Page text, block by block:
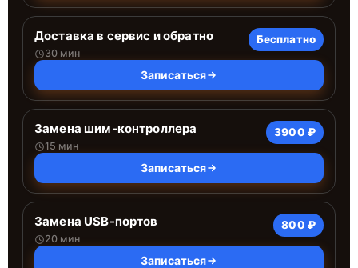
Доставка в сервис и обратно
30 мин
Бесплатно
Записаться
Замена шим-контроллера
15 мин
3900 ₽
Записаться
Замена USB-портов
20 мин
800 ₽
Записаться